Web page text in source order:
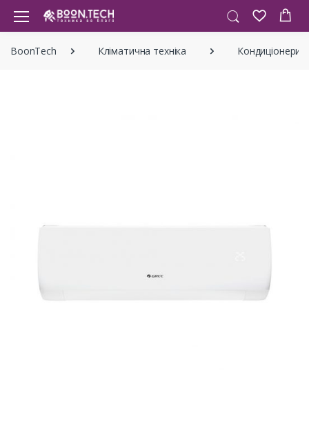
BoonTech Кліматична техніка Кондиціонери